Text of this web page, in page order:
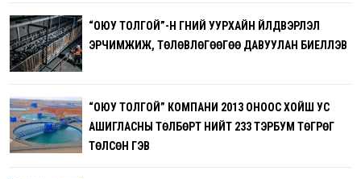
“ОЮУ ТОЛГОЙ”-Н ГҮНИЙ УУРХАЙН ҮЙЛДВЭРЛЭЛ
ЭРЧИМЖИЖ, ТӨЛӨВЛӨГӨӨГӨӨ ДАВУУЛАН БИЕЛҮҮЛЭВ
“ОЮУ ТОЛГОЙ” КОМПАНИ 2013 ОНООС ХОЙШ УС
АШИГЛАСНЫ ТӨЛБӨРТ НИЙТ 233 ТЭРБУМ ТӨГРӨГ
ТӨЛСӨН ГЭВ